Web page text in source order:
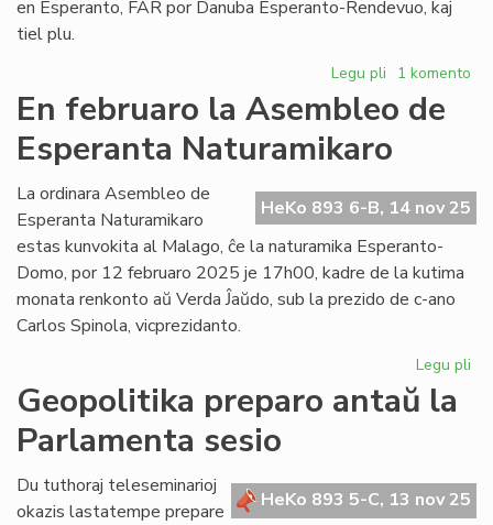
en Esperanto, FAR por Danuba Esperanto-Rendevuo, kaj
tiel plu.
Legu pli pri
Falsa
informo
aŭ
erara
opinio
pri
kongresoj
1 komento
En februaro la Asembleo de
Esperanta Naturamikaro
HeKo 893 6-B, 14 nov 25
La ordinara Asembleo de
Esperanta Naturamikaro
estas kunvokita al Malago, ĉe la naturamika Esperanto-
Domo, por 12 februaro 2025 je 17h00, kadre de la kutima
monata renkonto aŭ Verda Ĵaŭdo, sub la prezido de c-ano
Carlos Spinola, vicprezidanto.
Legu pli
de
Geopolitika preparo antaŭ la
Parlamenta sesio
HeKo 893 5-C, 13 nov 25
Du tuthoraj teleseminarioj
okazis lastatempe prepare